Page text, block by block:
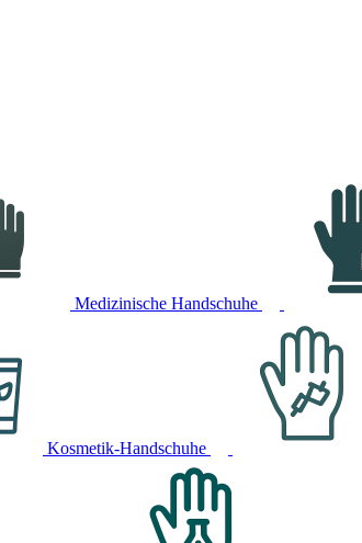
Medizinische Handschuhe
Kosmetik-Handschuhe